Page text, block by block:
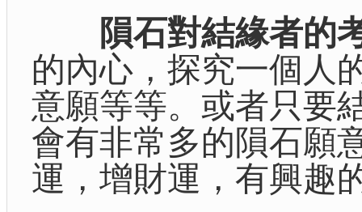
隕石對結緣者的
的內心，探究一個人
意願等等。或者只要
會有非常多的隕石願
運，增財運，有興趣